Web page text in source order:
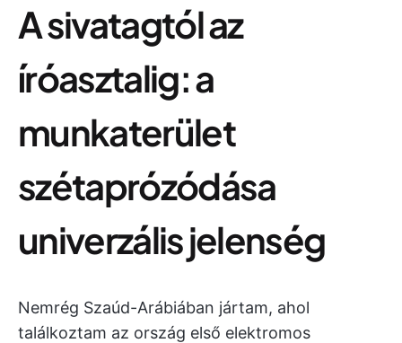
A sivatagtól az
íróasztalig: a
munkaterület
szétaprózódása
univerzális jelenség
Nemrég Szaúd-Arábiában jártam, ahol
találkoztam az ország első elektromos